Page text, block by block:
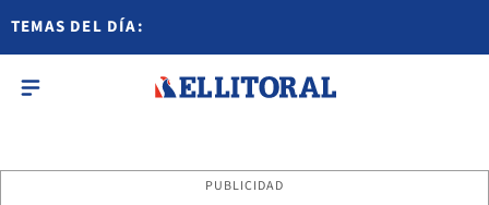
TEMAS DEL DÍA:
PUBLICIDAD